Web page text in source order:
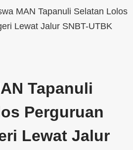
MAN Tapanuli Selatan Lolos
Lewat Jalur SNBT-UTBK
Tapanuli
Perguruan
Lewat Jalur